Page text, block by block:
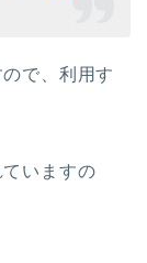
で、利用す
いますの